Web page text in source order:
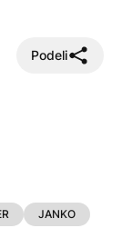
Podeli
JANKO